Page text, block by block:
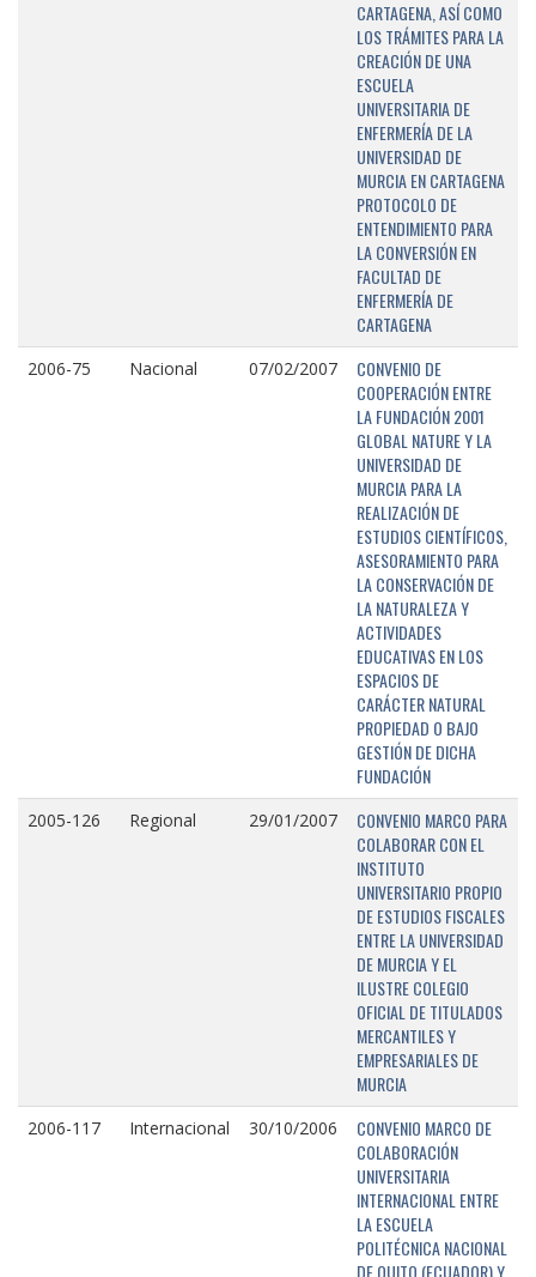
CARTAGENA, ASÍ COMO
LOS TRÁMITES PARA LA
CREACIÓN DE UNA
ESCUELA
UNIVERSITARIA DE
ENFERMERÍA DE LA
UNIVERSIDAD DE
MURCIA EN CARTAGENA
PROTOCOLO DE
ENTENDIMIENTO PARA
LA CONVERSIÓN EN
FACULTAD DE
ENFERMERÍA DE
CARTAGENA
2006-75 Nacional 07/02/2007
CONVENIO DE
COOPERACIÓN ENTRE
LA FUNDACIÓN 2001
GLOBAL NATURE Y LA
UNIVERSIDAD DE
MURCIA PARA LA
REALIZACIÓN DE
ESTUDIOS CIENTÍFICOS,
ASESORAMIENTO PARA
LA CONSERVACIÓN DE
LA NATURALEZA Y
ACTIVIDADES
EDUCATIVAS EN LOS
ESPACIOS DE
CARÁCTER NATURAL
PROPIEDAD O BAJO
GESTIÓN DE DICHA
FUNDACIÓN
2005-126 Regional 29/01/2007
CONVENIO MARCO PARA
COLABORAR CON EL
INSTITUTO
UNIVERSITARIO PROPIO
DE ESTUDIOS FISCALES
ENTRE LA UNIVERSIDAD
DE MURCIA Y EL
ILUSTRE COLEGIO
OFICIAL DE TITULADOS
MERCANTILES Y
EMPRESARIALES DE
MURCIA
2006-117 Internacional 30/10/2006
CONVENIO MARCO DE
COLABORACIÓN
UNIVERSITARIA
INTERNACIONAL ENTRE
LA ESCUELA
POLITÉCNICA NACIONAL
DE QUITO (ECUADOR) Y